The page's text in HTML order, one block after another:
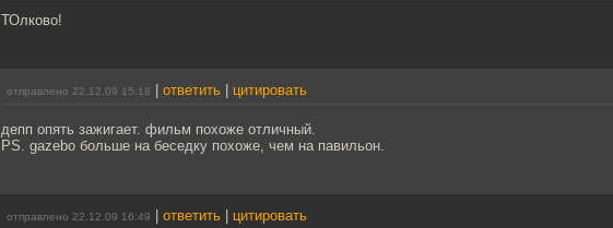
ТОлково!
отправлено 22.12.09 15:18 ответить цитировать
депп опять зажигает. фильм похоже отличный.
PS. gazebo больше на беседку похоже, чем на павильон.
отправлено 22.12.09 16:49 ответить цитировать